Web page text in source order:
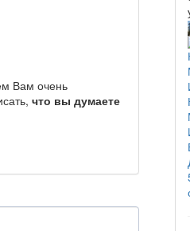
Вам очень
что вы думаете